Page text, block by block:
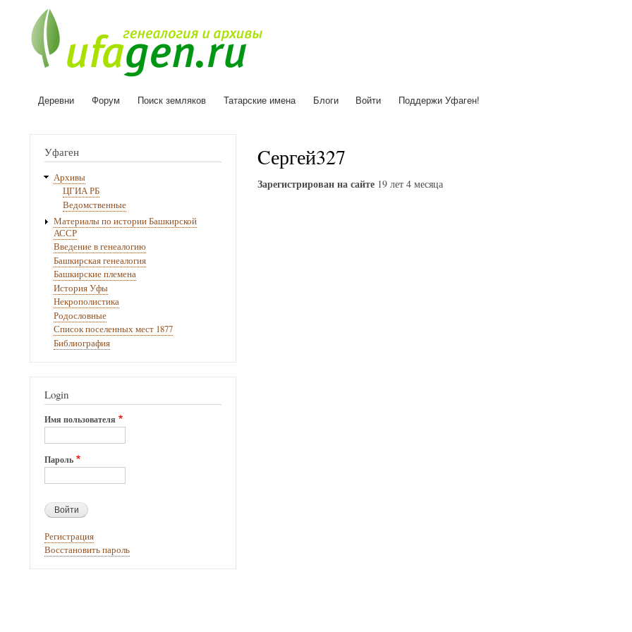
Основная
Деревни Форум Поиск земляков Татарские имена Блоги Войти Поддержи Уфаген!
Cергей327
Зарегистрирован на сайте19 лет 4 месяца
Уфаген
Архивы
ЦГИА РБ
Ведомственные
Материалы по истории Башкирской
АССР
Введение в генеалогию
Башкирская генеалогия
Башкирские племена
История Уфы
Некрополистика
Родословные
Список поселенных мест 1877
Библиография
Login
Имя пользователя
Пароль
Регистрация
Восстановить пароль